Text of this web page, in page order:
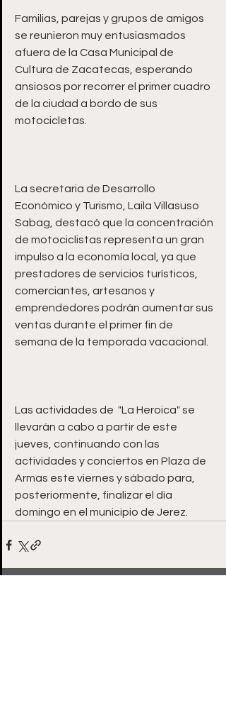
Familias, parejas y grupos de amigos
se reunieron muy entusiasmados
afuera de la Casa Municipal de
Cultura de Zacatecas, esperando
ansiosos por recorrer el primer cuadro
de la ciudad a bordo de sus
La secretaria de Desarrollo
Económico y Turismo, Laila Villasuso
Sabag, destacó que la concentración
de motociclistas representa un gran
impulso a la economía local, ya que
prestadores de servicios turísticos,
comerciantes, artesanos y
emprendedores podrán aumentar sus
ventas durante el primer fin de
Las actividades de  "La Heroica" se
llevarán a cabo a partir de este
jueves, continuando con las
actividades y conciertos en Plaza de
Armas este viernes y sábado para,
posteriormente, finalizar el día
domingo en el municipio de Jerez.